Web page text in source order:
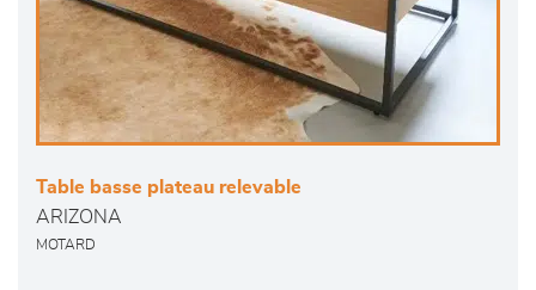
Table basse plateau relevable
ARIZONA
MOTARD